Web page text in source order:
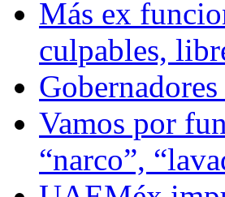
Más ex
culpables,
Vamos por
“narco”,